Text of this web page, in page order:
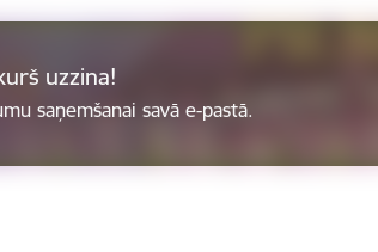
uzzina!
saņemšanai savā e-pastā.